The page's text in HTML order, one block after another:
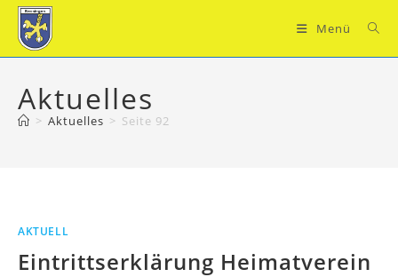
Zum
Inhalt
springen
Menü
Aktuelles
> Aktuelles > Seite 92
AKTUELL
Eintrittserklärung Heimatverein